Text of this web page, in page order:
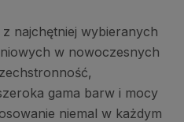
z najchętniej wybieranych
w nowoczesnych
gama barw i mocy
niemal w każdym